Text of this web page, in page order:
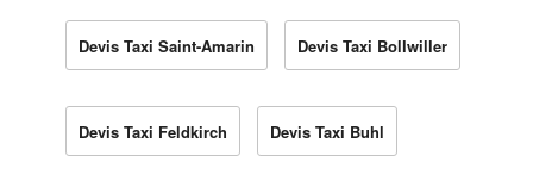
Devis Taxi Saint-Amarin Devis Taxi Bollwiller
Devis Taxi Feldkirch Devis Taxi Buhl